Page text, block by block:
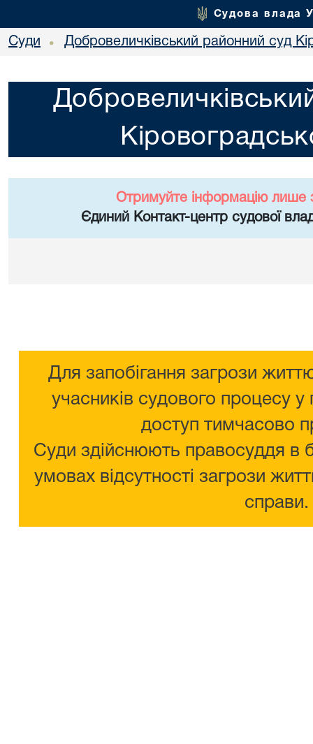
Судова влада
Суди • Добровеличківський районний суд
Отримуйте інформацію лише
Єдиний Контакт-центр судової
Для запобігання загрози
учасників судового процесу у
доступ тимчасово
Суди здійснюють правосуддя в
умовах відсутності загрози
справи.